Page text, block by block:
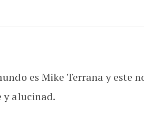
es Mike Terrana y este
y alucinad.